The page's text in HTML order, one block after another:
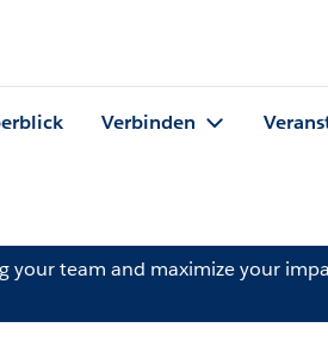
Verbinden
your team and maximize your